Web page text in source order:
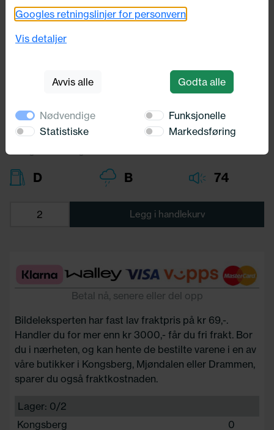
295/30X19 Michelin PILOT SPORT
PS2 100Y
Profil:
30,00
Diameter:
Lasteindex:
D B 74
Legg i handlekurv
Betal nå, senere eller del opp
Bildeleksperten har fast lav fraktpris på kr 69,-.
Handler du for mer enn kr 3000,- får du fri frakt. Bor
du i nærheten, og kan hente de bestilte varene i en av
våre butikker i Kongsberg, Mjøndalen eller Drammen,
sparer du også fraktkostnaden.
Lager: 0/2
Kongsberg
0
Googles retningslinjer for personvern
Vis detaljer
Avvis alle Godta alle
Nødvendige
Funksjonelle
Statistiske
Markedsføring